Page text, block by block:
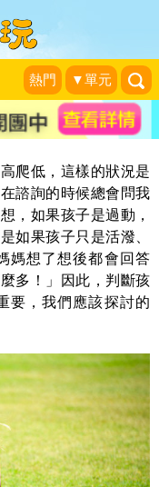
熱門 ▼單元
速度改變，前
爬低，這樣的狀況是
諮詢的時候總會問我
，如果孩子是過動，
如果孩子只是活潑、
媽想了想後都會回答
多！」因此，判斷孩
要，我們應該探討的